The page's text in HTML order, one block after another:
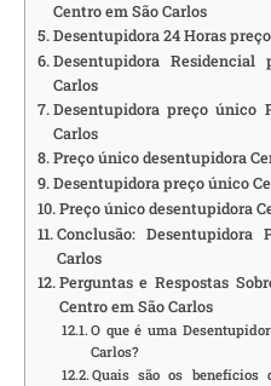
Centro em São Carlos
Desentupidora 24 Horas
Desentupidora
Carlos
Desentupidora preço único
Carlos
Preço único desentupidora
Desentupidora preço único
Preço único desentupidora
Conclusão:
Carlos
Perguntas e Respostas
Centro em São Carlos
O que é uma
Carlos?
Quais são os benefícios